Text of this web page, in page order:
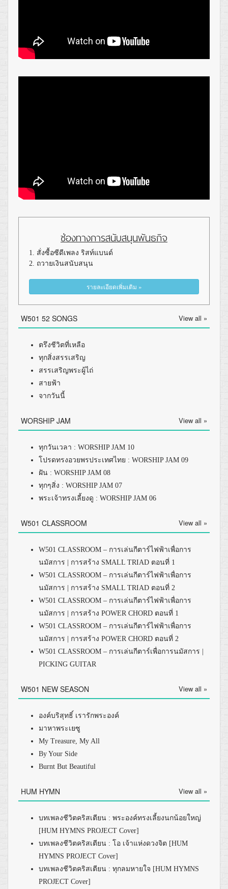
ช่องทางการสนับสนุนพันธกิจ
1. สั่งซื้อซีดีเพลง ริสท์แบนด์
2. ถวายเงินสนับสนุน
รายละเอียดเพิ่มเติม »
W501 52 SONGS View all »
ตรึงชีวิตที่เหลือ
ทุกสิ่งสรรเสริญ
สรรเสริญพระผู้ไถ่
สายฟ้า
จากวันนี้
WORSHIP JAM View all »
ทุกวันเวลา : WORSHIP JAM 10
โปรดทรงอวยพรประเทศไทย : WORSHIP JAM 09
ฝัน : WORSHIP JAM 08
ทุกๆสิ่ง : WORSHIP JAM 07
พระเจ้าทรงเลี้ยงดู : WORSHIP JAM 06
W501 CLASSROOM View all »
W501 CLASSROOM – การเล่นกีตาร์ไฟฟ้าเพื่อการ
นมัสการ | การสร้าง SMALL TRIAD ตอนที่ 1
W501 CLASSROOM – การเล่นกีตาร์ไฟฟ้าเพื่อการ
นมัสการ | การสร้าง SMALL TRIAD ตอนที่ 2
W501 CLASSROOM – การเล่นกีตาร์ไฟฟ้าเพื่อการ
นมัสการ | การสร้าง POWER CHORD ตอนที่ 1
W501 CLASSROOM – การเล่นกีตาร์ไฟฟ้าเพื่อการ
นมัสการ | การสร้าง POWER CHORD ตอนที่ 2
W501 CLASSROOM – การเล่นกีตาร์เพื่อการนมัสการ |
PICKING GUITAR
W501 NEW SEASON View all »
องค์บริสุทธิ์ เรารักพระองค์
มาหาพระเยซู
My Treasure, My All
By Your Side
Burnt But Beautiful
HUM HYMN View all »
บทเพลงชีวิตคริสเตียน : พระองค์ทรงเลี้ยงนกน้อยใหญ่
[HUM HYMNS PROJECT Cover]
บทเพลงชีวิตคริสเตียน : โอ เจ้าแห่งดวงจิต [HUM
HYMNS PROJECT Cover]
บทเพลงชีวิตคริสเตียน : ทุกลมหายใจ [HUM HYMNS
PROJECT Cover]